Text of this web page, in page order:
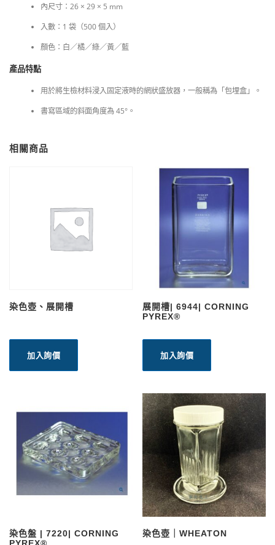
內尺寸：26 × 29 × 5 mm
入數：1 袋（500 個入）
顏色：白／橘／綠／黃／藍
產品特點
用於將生檢材料浸入固定液時的網狀盛放器，一般稱為「包埋盒」。
書寫區域的斜面角度為 45°。
相關商品
染色壺、展開槽
加入詢價
展開槽| 6944| CORNING
PYREX®
加入詢價
染色盤 | 7220| CORNING
染色壺｜WHEATON